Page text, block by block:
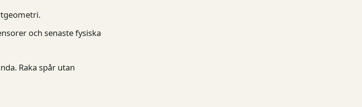
och senaste fysiska
Raka spår utan